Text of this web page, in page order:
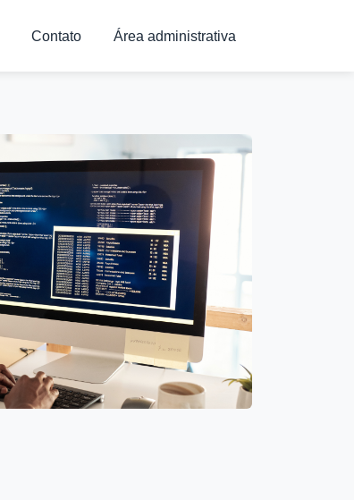
Contato Área administrativa